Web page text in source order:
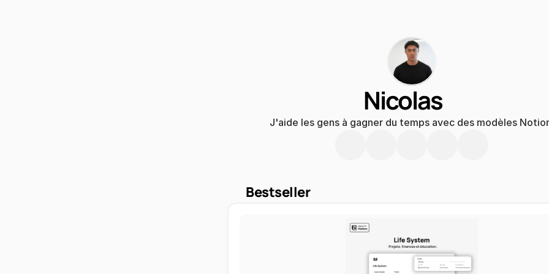
Nicolas
J'aide les gens à gagner du temps avec des modèles
Bestseller